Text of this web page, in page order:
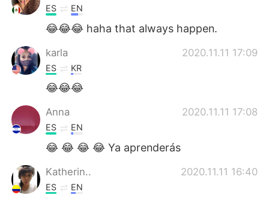
ES EN
😂😂😂 haha that always happen.
karla 2020.11.11 17:09
ES KR
😂😂😂
Anna 2020.11.11 17:08
ES EN
😂 😂 😂 😂 Ya aprenderás
Katherin.. 2020.11.11 16:40
ES EN